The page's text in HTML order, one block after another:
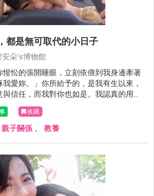
都是無可取代的小日子
朵’s博物館
惺忪的張開睡眼，立刻依偎到我身邊牽著
愛妳。」你所給予的，是我有生以來，
信任，而我對你也如是。我認真的用各
個成長瞬間，不為什麼，只是怕我年老
貴的記憶，忘記我跟你之間那些私密的點
這世界上你最愛我。我知道自己不完
收藏
親子關係 、 教養